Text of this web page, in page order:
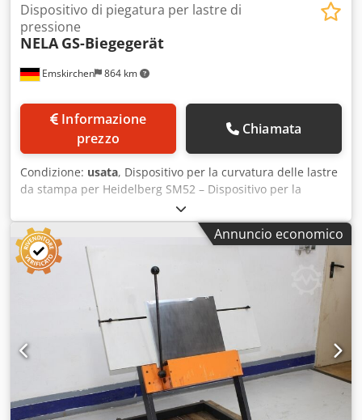
Emskirchen 864 km
Dispositivo di piegatura per lastre di
pressione
NELA GS-Biegegerät
prezzo
Chiamata
Condizione: usata, Dispositivo per la curvatura delle lastre
da stampa per Heidelberg SM52 – Dispositivo per la
curvatura delle lastre da stampa Heidelberg SM52.
Dispositivo per la curvatura delle lastre da stampa –
Dispositivo per la curvatura delle lastre da stampa NELA
GS. Anno di fabbricazione / Year: 1997 – Numero di serie /
Serial No.: 1144/41. Dispositivo per la curvatura delle lastre
da stampa per Heidelberg SM52. Dispositivo per la
curvatura delle lastre da stampa Heidelberg SM52.
Credpfxezr N Tuj Agdjf Ispezione video online tramite
WhatsApp – MS Zoom – Telegram. Disponibile in
magazzino a Emskirchen/Norimberga – Disponibile
immediatamente – Può essere testato.
Annuncio economico